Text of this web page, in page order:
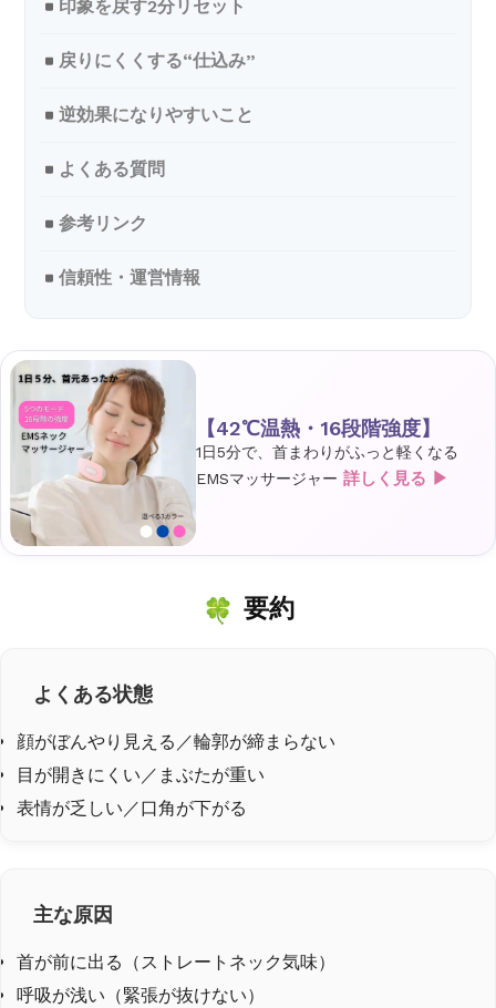
印象を戻す2分リセット
戻りにくくする“仕込み”
逆効果になりやすいこと
よくある質問
参考リンク
信頼性・運営情報
【42℃温熱・16段階強度】
1日5分で、首まわりがふっと軽くなる
EMSマッサージャー 詳しく見る ▶
要約
よくある状態
顔がぼんやり見える／輪郭が締まらない
目が開きにくい／まぶたが重い
表情が乏しい／口角が下がる
主な原因
首が前に出る（ストレートネック気味）
呼吸が浅い（緊張が抜けない）